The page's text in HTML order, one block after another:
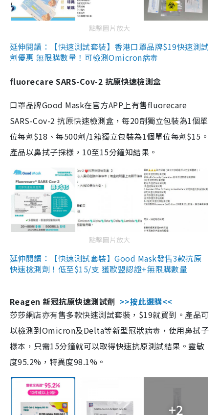
點擊圖片放大
延伸閱讀：【快速測試套裝】香港口罩品牌$19快速測試
劑優惠 無限購數量！可檢測Omicron病毒
fluorecare SARS-Cov-2 抗原快速檢測盒
口罩品牌Good Mask在官方APP上有售fluorecare
SARS-Cov-2 抗原快速檢測盒，每20劑獨立包裝為1個單
位每劑$18、每500劑/1箱獨立包裝為1個單位每劑$15。
產品以鼻拭子採樣，10至15分鐘知結果。
點擊圖片放大
延伸閱讀：【快速測試套裝】Good Mask發售3款抗原
快速檢測劑！低至$15/支 獲歐盟認證+無限購數量
Reagen 新冠抗原快速測試劑 >>按此選購<<
莎莎網店亦有售多款快速測試套裝，$19就買到。產品可
以檢測到Omicron及Delta等新型冠狀病毒，使用鼻拭子
樣本，只需15分鐘就可以取得快速抗原測試結果。靈敏
度95.2%，特異度98.1%。
+2